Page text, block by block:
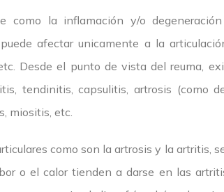
como la inflamación y/o
afectar unicamente a la
Desde el punto de vista del reuma,
tendinitis, capsulitis, artrosis (como
miositis, etc.
como son la artrosis y la artritis,
o el calor tienden a darse en las